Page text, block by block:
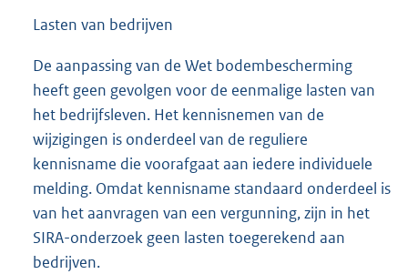
Lasten van bedrijven
De aanpassing van de Wet bodembescherming
heeft geen gevolgen voor de eenmalige lasten van
het bedrijfsleven. Het kennisnemen van de
wijzigingen is onderdeel van de reguliere
kennisname die voorafgaat aan iedere individuele
melding. Omdat kennisname standaard onderdeel is
van het aanvragen van een vergunning, zijn in het
SIRA-onderzoek geen lasten toegerekend aan
bedrijven.